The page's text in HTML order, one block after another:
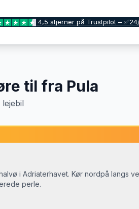
4,5 stjerner på Trustpilot –
til fra Pula
i Adriaterhavet. Kør nordpå langs
perle.